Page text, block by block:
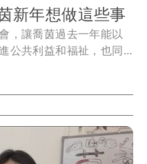
新年想做這些事
，讓喬茵過去一年能以
公共利益和福祉，也同